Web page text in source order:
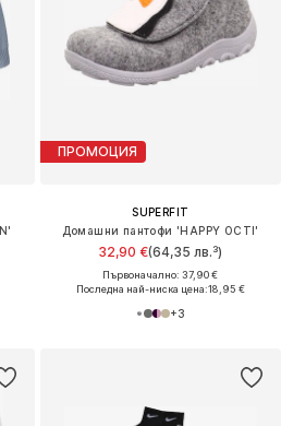
ПРОМОЦИЯ
SUPERFIT
Домашни пантофи 'HAPPY OCTI'
32,90 €(64,35 лв.³)
Първоначално: 37,90 €
Последна най-ниска цена:18,95 €
+3